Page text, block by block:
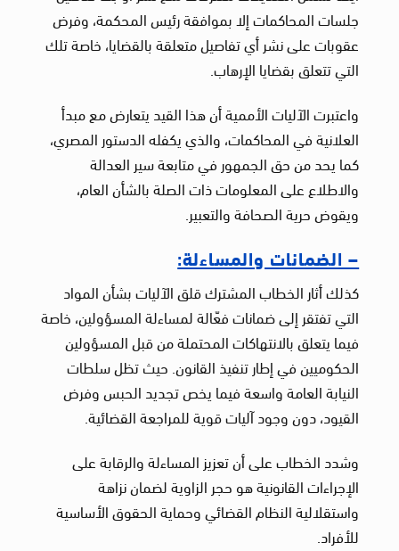
جلسات المحاكمات إلا بموافقة رئيس المحكمة، وفرض
عقوبات على نشر أي تفاصيل متعلقة بالقضايا، خاصة تلك
التي تتعلق بقضايا الإرهاب.
واعتبرت الآليات الأممية أن هذا القيد يتعارض مع مبدأ
العلانية في المحاكمات، والذي يكفله الدستور المصري،
كما يحد من حق الجمهور في متابعة سير العدالة
والاطلاع على المعلومات ذات الصلة بالشأن العام،
ويقوض حرية الصحافة والتعبير.
– الضمانات والمساءلة:
كذلك أثار الخطاب المشترك قلق الآليات بشأن المواد
التي تفتقر إلى ضمانات فعّالة لمساءلة المسؤولين، خاصة
فيما يتعلق بالانتهاكات المحتملة من قبل المسؤولين
الحكوميين في إطار تنفيذ القانون. حيث تظل سلطات
النيابة العامة واسعة فيما يخص تجديد الحبس وفرض
القيود، دون وجود آليات قوية للمراجعة القضائية.
وشدد الخطاب على أن تعزيز المساءلة والرقابة على
الإجراءات القانونية هو حجر الزاوية لضمان نزاهة
واستقلالية النظام القضائي وحماية الحقوق الأساسية
للأفراد.